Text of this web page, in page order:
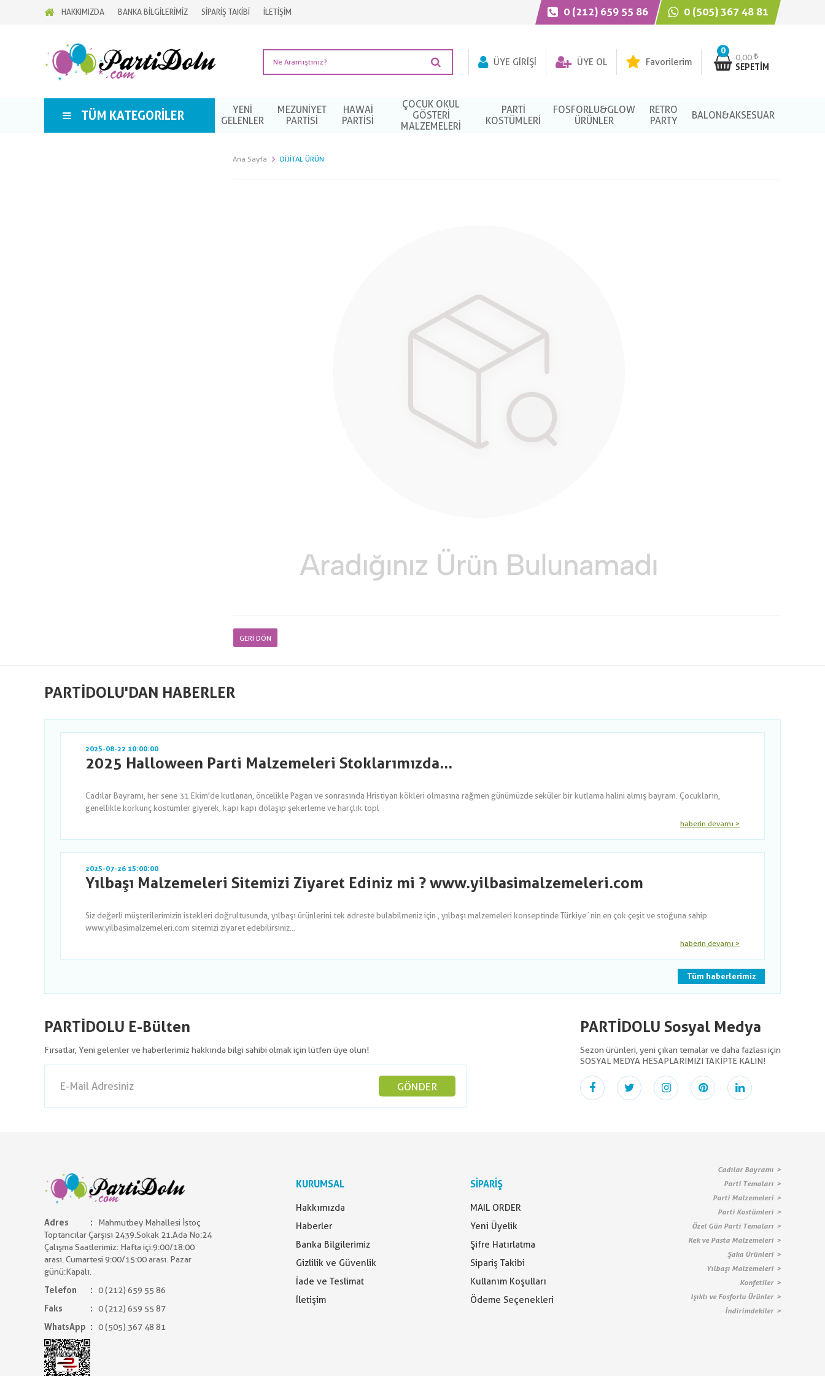
HAKKIMIZDA BANKA BİLGİLERİMİZ SİPARİŞ TAKİBİ İLETİŞİM 0 (212) 659 55 86 0 (505) 367 48 81
0
0,00
SEPETIM
ÜYE GIRIŞI ÜYE OL Favorilerim
TÜM KATEGORILER
YENİ
GELENLER
MEZUNIYET
PARTISI
HAWAI
PARTISI
ÇOCUK OKUL
GÖSTERİ
MALZEMELERİ
PARTI
KOSTÜMLERI
FOSFORLU&GLOW
ÜRÜNLER
RETRO
PARTY
BALON&AKSESUAR
Ana Sayfa DIJITAL ÜRÜN
GERI DÖN
PARTIDOLU'DAN HABERLER
2025-08-22 10:00:00
2025 Halloween Parti Malzemeleri Stoklarımızda...
Cadılar Bayramı, her sene 31 Ekim'de kutlanan, öncelikle Pagan ve sonrasında Hristiyan kökleri olmasına rağmen günümüzde seküler bir kutlama halini almış bayram. Çocukların,
genellikle korkunç kostümler giyerek, kapı kapı dolaşıp şekerleme ve harçlık topl
haberin devamı >
2025-07-26 15:00:00
Yılbaşı Malzemeleri Sitemizi Ziyaret Ediniz mi ? www.yilbasimalzemeleri.com
Siz değerli müşterilerimizin istekleri doğrultusunda, yılbaşı ürünlerini tek adreste bulabilmeniz için , yılbaşı malzemeleri konseptinde Türkiye´nin en çok çeşit ve stoğuna sahip
www.yilbasimalzemeleri.com sitemizi ziyaret edebilirsiniz...
haberin devamı >
Tüm haberlerimiz
PARTİDOLU E-Bülten
Fırsatlar, Yeni gelenler ve haberlerimiz hakkında bilgi sahibi olmak için lütfen üye olun!
GÖNDER
PARTİDOLU Sosyal Medya
Sezon ürünleri, yeni çıkan temalar ve daha fazlası için
SOSYAL MEDYA HESAPLARIMIZI TAKİPTE KALIN!
Adres
Mahmutbey Mahallesi İstoç
Toptancılar Çarşısı 2439.Sokak 21.Ada No:24
Çalışma Saatlerimiz: Hafta içi:9:00/18:00
arası. Cumartesi 9:00/15:00 arası. Pazar
günü:Kapalı.
Telefon
0 (212) 659 55 86
Faks
0 (212) 659 55 87
WhatsApp
0 (505) 367 48 81
KURUMSAL
Hakkımızda
Haberler
Banka Bilgilerimiz
Gizlilik ve Güvenlik
İade ve Teslimat
İletişim
SİPARİŞ
MAIL ORDER
Yeni Üyelik
Şifre Hatırlatma
Sipariş Takibi
Kullanım Koşulları
Ödeme Seçenekleri
Cadılar Bayramı
Parti Temaları
Parti Malzemeleri
Parti Kostümleri
Özel Gün Parti Temaları
Kek ve Pasta Malzemeleri
Şaka Ürünleri
Yılbaşı Malzemeleri
Konfetiler
Işıklı ve Fosforlu Ürünler
İndirimdekiler